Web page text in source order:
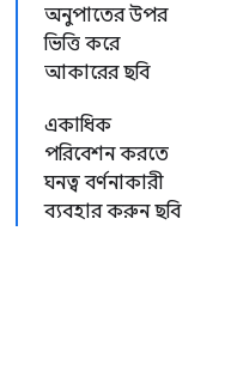
অনুপাতের উপর
ভিত্তি করে
আকারের ছবি
একাধিক
পরিবেশন করতে
ঘনত্ব বর্ণনাকারী
ব্যবহার করুন ছবি